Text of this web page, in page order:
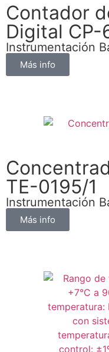
Contador
Digital CP-
Instrumentación
Más info
TE-0195/1
Instrumentación
Más info